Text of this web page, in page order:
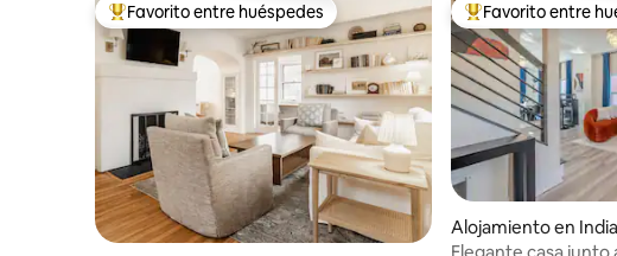
Favorito entre huéspedes preferido
Favorito entre huéspedes Favorito entre
Favorito entre
Alojamiento en